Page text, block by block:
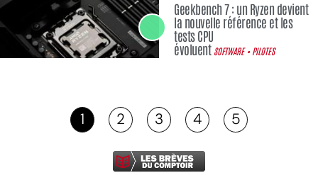
Geekbench 7 : un Ryzen devient
la nouvelle référence et les
tests CPU
évoluent SOFTWARE • PILOTES
1 2 3 4 5